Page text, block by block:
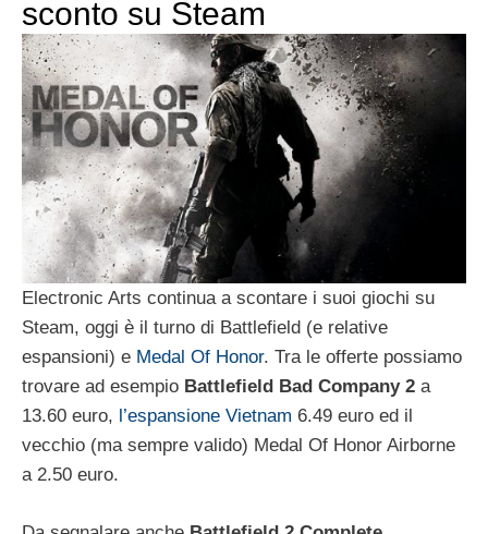
sconto su Steam
Electronic Arts continua a scontare i suoi giochi su
Steam, oggi è il turno di Battlefield (e relative
espansioni) e Medal Of Honor. Tra le offerte possiamo
trovare ad esempio Battlefield Bad Company 2 a
13.60 euro, l’espansione Vietnam 6.49 euro ed il
vecchio (ma sempre valido) Medal Of Honor Airborne
a 2.50 euro.